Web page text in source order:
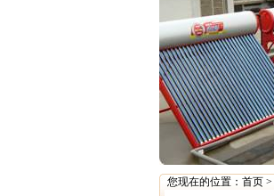
您现在的位置： 首页>